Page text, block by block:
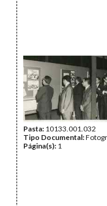
Pasta: 10133.001.032
Tipo Documental:
Página(s): 1